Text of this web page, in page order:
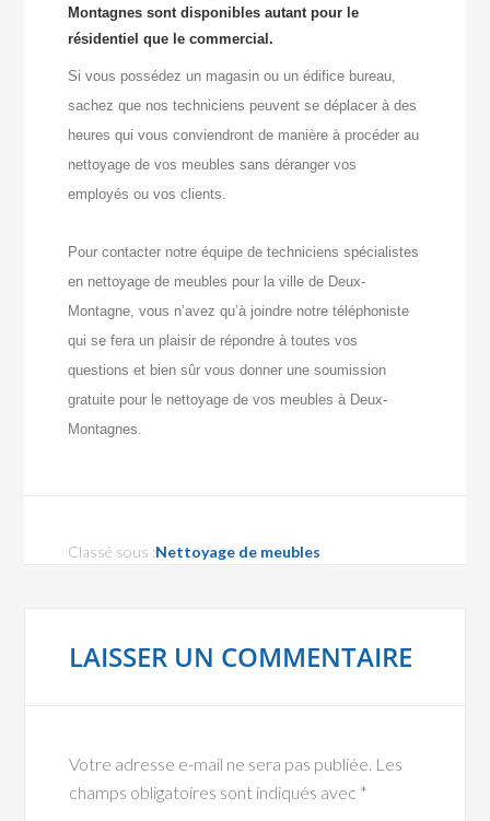
Montagnes sont disponibles autant pour le
résidentiel que le commercial.
Si vous possédez un magasin ou un édifice bureau,
sachez que nos techniciens peuvent se déplacer à des
heures qui vous conviendront de manière à procéder au
nettoyage de vos meubles sans déranger vos
employés ou vos clients.
Pour contacter notre équipe de techniciens spécialistes
en nettoyage de meubles pour la ville de Deux-
Montagne, vous n’avez qu’à joindre notre téléphoniste
qui se fera un plaisir de répondre à toutes vos
questions et bien sûr vous donner une soumission
gratuite pour le nettoyage de vos meubles à Deux-
Montagnes.
Classé sous :Nettoyage de meubles
LAISSER UN COMMENTAIRE
Votre adresse e-mail ne sera pas publiée. Les
champs obligatoires sont indiqués avec *